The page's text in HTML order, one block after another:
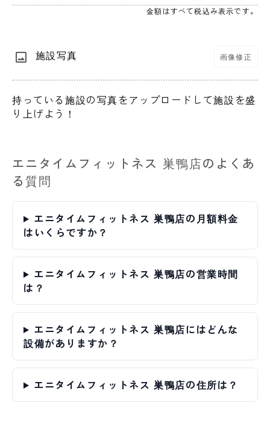
金額はすべて税込み表示です。
施設写真 画像修正
持っている施設の写真をアップロードして施設を盛
り上げよう！
エニタイムフィットネス 巣鴨店のよくあ
る質問
エニタイムフィットネス 巣鴨店の月額料金
はいくらですか？
エニタイムフィットネス 巣鴨店の営業時間
は？
エニタイムフィットネス 巣鴨店にはどんな
設備がありますか？
エニタイムフィットネス 巣鴨店の住所は？